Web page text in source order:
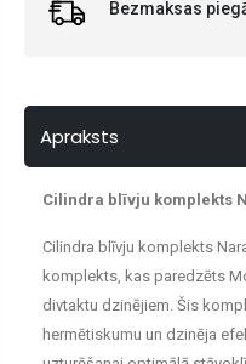
Bezmaksas
Apraksts
Cilindra blīvju komplekts
Cilindra blīvju komplekts
komplekts, kas paredzēts
divtaktu dzinējiem. Šis
hermētiskumu un dzinēja